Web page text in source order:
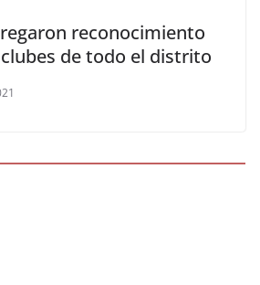
reconocimiento
de todo el distrito